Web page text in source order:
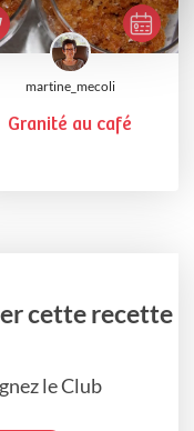
martine_mecoli
Granité au café
cette recette
le Club